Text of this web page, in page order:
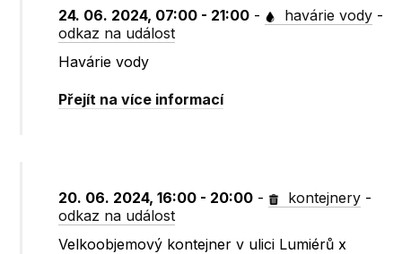
24. 06. 2024, 07:00 - 21:00 - havárie vody -
odkaz na událost
Havárie vody
Přejít na více informací
20. 06. 2024, 16:00 - 20:00 - kontejnery -
odkaz na událost
Velkoobjemový kontejner v ulici Lumiérů x